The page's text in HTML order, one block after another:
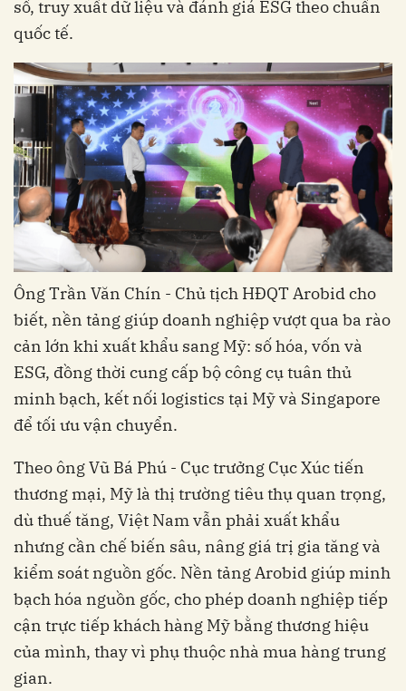
số, truy xuất dữ liệu và đánh giá ESG theo chuẩn
quốc tế.
Ông Trần Văn Chín - Chủ tịch HĐQT Arobid cho
biết, nền tảng giúp doanh nghiệp vượt qua ba rào
cản lớn khi xuất khẩu sang Mỹ: số hóa, vốn và
ESG, đồng thời cung cấp bộ công cụ tuân thủ
minh bạch, kết nối logistics tại Mỹ và Singapore
để tối ưu vận chuyển.
Theo ông Vũ Bá Phú - Cục trưởng Cục Xúc tiến
thương mại, Mỹ là thị trường tiêu thụ quan trọng,
dù thuế tăng, Việt Nam vẫn phải xuất khẩu
nhưng cần chế biến sâu, nâng giá trị gia tăng và
kiểm soát nguồn gốc. Nền tảng Arobid giúp minh
bạch hóa nguồn gốc, cho phép doanh nghiệp tiếp
cận trực tiếp khách hàng Mỹ bằng thương hiệu
của mình, thay vì phụ thuộc nhà mua hàng trung
gian.